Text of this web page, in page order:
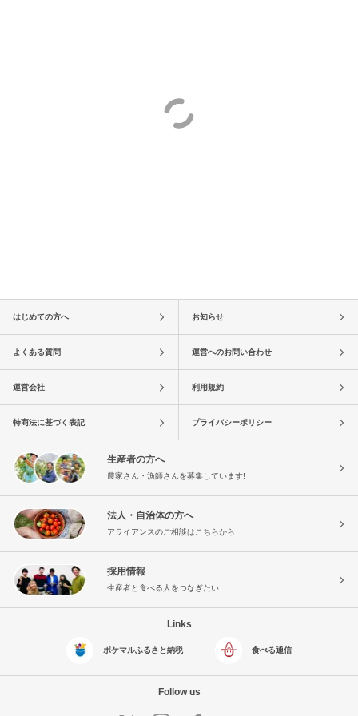
はじめての方へ お知らせ
よくある質問 運営へのお問い合わせ
運営会社 利用規約
特商法に基づく表記 プライバシーポリシー
生産者の方へ
農家さん・漁師さんを募集しています!
法人・自治体の方へ
アライアンスのご相談はこちらから
採用情報
生産者と食べる人をつなぎたい
Links
ポケマルふるさと納税 食べる通信
Follow us